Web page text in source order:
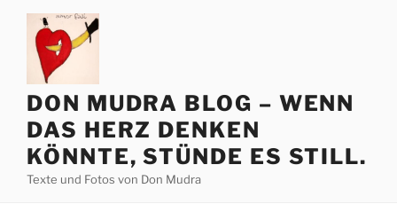
Zum
springen
DON MUDRA BLOG – WENN
DAS HERZ DENKEN
KÖNNTE, STÜNDE ES STILL.
Texte und Fotos von Don Mudra